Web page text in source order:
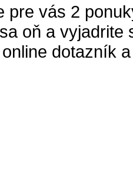
pre vás 2
oň a vyjadrite
dotazník